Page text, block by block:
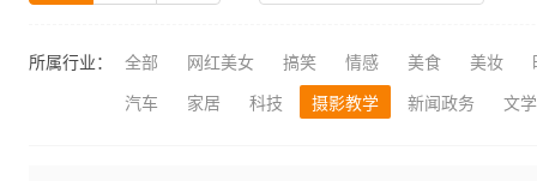
所属行业： 全部 网红美女 搞笑 情感 美食 美妆
汽车
家居 科技 摄影教学 新闻政务 文